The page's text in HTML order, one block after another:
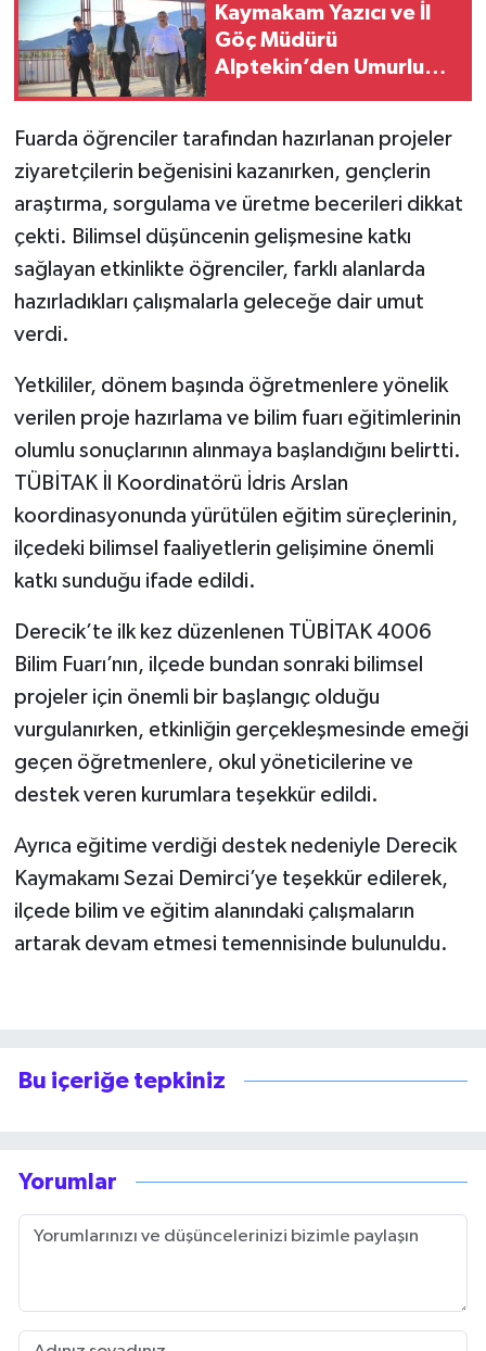
Kaymakam Yazıcı ve İl
Göç Müdürü
Alptekin’den Umurlu
Fuarda öğrenciler tarafından hazırlanan projeler
ziyaretçilerin beğenisini kazanırken, gençlerin
araştırma, sorgulama ve üretme becerileri dikkat
çekti. Bilimsel düşüncenin gelişmesine katkı
sağlayan etkinlikte öğrenciler, farklı alanlarda
hazırladıkları çalışmalarla geleceğe dair umut
verdi.
Yetkililer, dönem başında öğretmenlere yönelik
verilen proje hazırlama ve bilim fuarı eğitimlerinin
olumlu sonuçlarının alınmaya başlandığını belirtti.
TÜBİTAK İl Koordinatörü İdris Arslan
koordinasyonunda yürütülen eğitim süreçlerinin,
ilçedeki bilimsel faaliyetlerin gelişimine önemli
katkı sunduğu ifade edildi.
Derecik’te ilk kez düzenlenen TÜBİTAK 4006
Bilim Fuarı’nın, ilçede bundan sonraki bilimsel
projeler için önemli bir başlangıç olduğu
vurgulanırken, etkinliğin gerçekleşmesinde emeği
geçen öğretmenlere, okul yöneticilerine ve
destek veren kurumlara teşekkür edildi.
Ayrıca eğitime verdiği destek nedeniyle Derecik
Kaymakamı Sezai Demirci’ye teşekkür edilerek,
ilçede bilim ve eğitim alanındaki çalışmaların
artarak devam etmesi temennisinde bulunuldu.
Bu içeriğe tepkiniz
Yorumlar
YAŞAM